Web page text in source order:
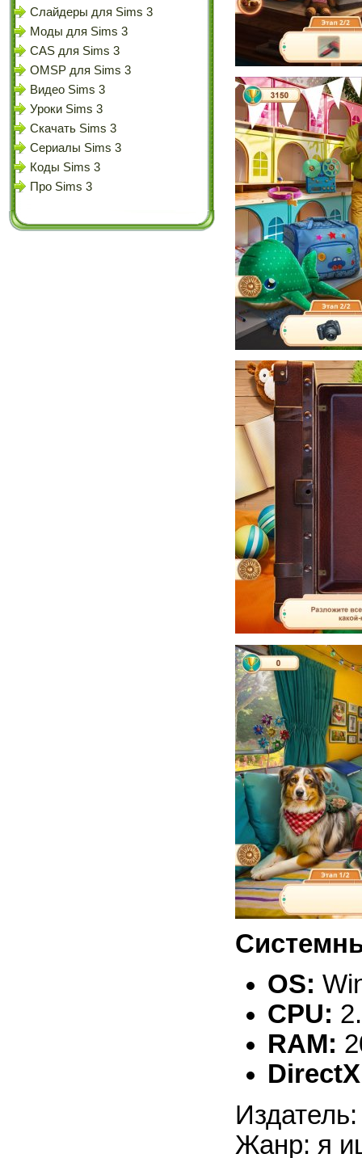
Слайдеры для Sims 3
Моды для Sims 3
CAS для Sims 3
OMSP для Sims 3
Видео Sims 3
Уроки Sims 3
Скачать Sims 3
Сериалы Sims 3
Коды Sims 3
Про Sims 3
OS:
CPU:
RAM:
Жанр: я